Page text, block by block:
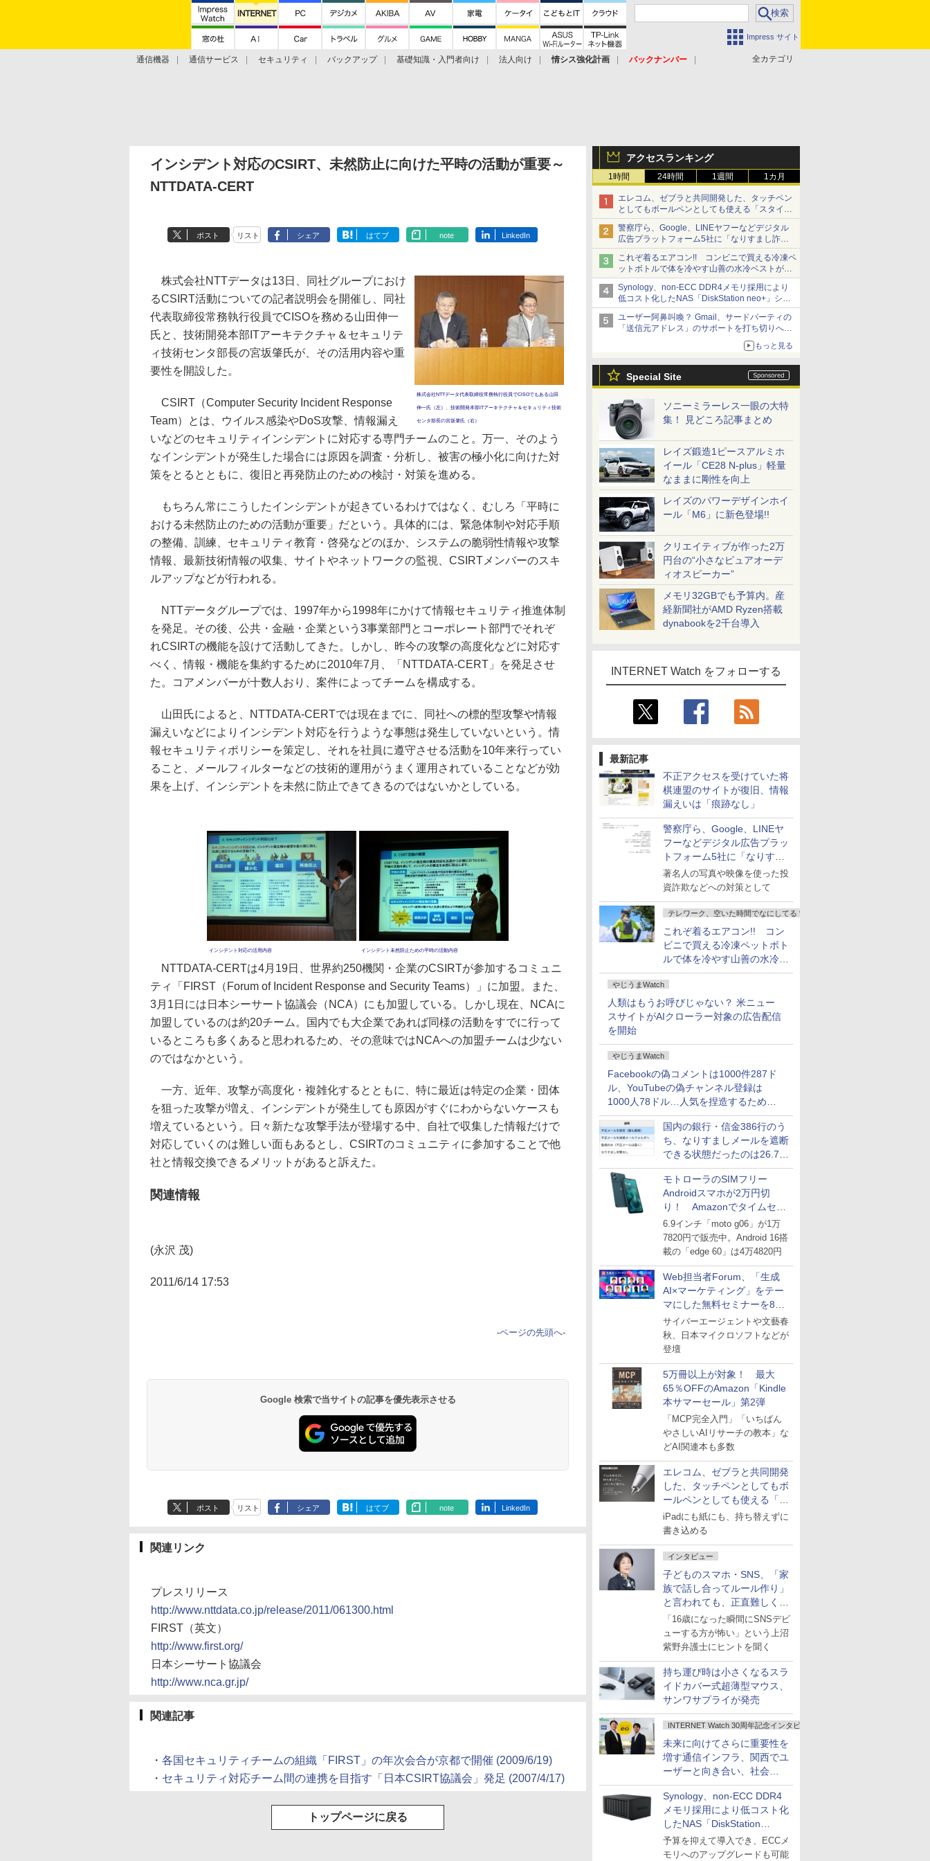
Impress サイト
全カテゴリ
通信機器 通信サービス セキュリティ バックアップ 基礎知識・入門者向け 法人向け 情シス強化計画
バックナンバー
アクセスランキング
1時間 24時間 1週間 1カ月
エレコム、ゼブラと共同開発した、タッチペン
としてもボールペンとしても使える「スタイラ
スツーウェイ」発売 iPadにも紙にも、持ち替
えずに書き込める
警察庁ら、Google、LINEヤフーなどデジタル
広告プラットフォーム5社に「なりすまし詐欺
広告」対策強化を要請 著名人の写真や映像を
使った投資詐欺などへの対策として
これぞ着るエアコン!! コンビニで買える冷凍ペ
ットボトルで体を冷やす山善の水冷ベストがロ
ードバイクにちょうどいい【ぼっち・ざ・ろー
ど！その14】【空いた時間でなにしてる？】
Synology、non-ECC DDR4メモリ採用により
低コスト化したNAS「DiskStation neo+」シリ
ーズ 予算を抑えて導入でき、ECCメモリへの
アップグレードも可能
ユーザー阿鼻叫喚？ Gmail、サードパーティの
「送信元アドレス」のサポートを打ち切りへ
もっと見る
Special Site
ソニーミラーレス一眼の大特
集！ 見どころ記事まとめ
レイズ鍛造1ピースアルミホ
イール「CE28 N-plus」軽量
なままに剛性を向上
レイズのパワーデザインホイ
ール「M6」に新色登場!!
クリエイティブが作った2万
円台の“小さなピュアオーデ
ィオスピーカー”
メモリ32GBでも予算内。産
経新聞社がAMD Ryzen搭載
dynabookを2千台導入
INTERNET Watch をフォローする
最新記事
不正アクセスを受けていた将
棋連盟のサイトが復旧、情報
漏えいは「痕跡なし」
警察庁ら、Google、LINEヤ
フーなどデジタル広告プラッ
トフォーム5社に「なりすま
し詐欺広告」対策強化を要請
著名人の写真や映像を使った投
資詐欺などへの対策として
テレワーク、空いた時間でなにしてる？
これぞ着るエアコン!! コン
ビニで買える冷凍ペットボト
ルで体を冷やす山善の水冷ベ
ストがロードバイクにちょう
どいい【ぼっち・ざ・ろー
ど！その14】
やじうまWatch
人類はもうお呼びじゃない？ 米ニュー
スサイトがAIクローラー対象の広告配信
を開始
やじうまWatch
Facebookの偽コメントは1000件287ド
ル、YouTubeの偽チャンネル登録は
1000人78ドル…人気を捏造するための
価格リストが公開中
国内の銀行・信金386行のう
ち、なりすましメールを遮断
できる状態だったのは26.7％
にとどまる～GMOブランド
セキュリティ調査
モトローラのSIMフリー
Androidスマホが2万円切
り！ Amazonでタイムセー
ル
6.9インチ「moto g06」が1万
7820円で販売中。Android 16搭
載の「edge 60」は4万4820円
Web担当者Forum、「生成
AI×マーケティング」をテー
マにした無料セミナーを8月
27日にオンライン開催
サイバーエージェントや文藝春
秋、日本マイクロソフトなどが
登壇
5万冊以上が対象！ 最大
65％OFFのAmazon「Kindle
本サマーセール」第2弾
「MCP完全入門」「いちばん
やさしいAIリサーチの教本」な
どAI関連本も多数
エレコム、ゼブラと共同開発
した、タッチペンとしてもボ
ールペンとしても使える「ス
タイラスツーウェイ」発売
iPadにも紙にも、持ち替えずに
書き込める
インタビュー
子どものスマホ・SNS、「家
族で話し合ってルール作り」
と言われても、正直難しくな
いですか？
「16歳になった瞬間にSNSデビ
ューする方が怖い」という上沼
紫野弁護士にヒントを聞く
持ち運び時は小さくなるスラ
イドカバー式超薄型マウス、
サンワサプライが発売
INTERNET Watch 30周年記念インタビュー
未来に向けてさらに重要性を
増す通信インフラ、関西でユ
ーザーと向き合い、社会
の“あたらしい”を起動し続け
る～オプテージ
Synology、non-ECC DDR4
メモリ採用により低コスト化
したNAS「DiskStation
neo+」シリーズ
予算を抑えて導入でき、ECCメ
モリへのアップグレードも可能
インシデント対応のCSIRT、未然防止に向けた平時の活動が重要～
NTTDATA-CERT
ポスト リスト シェア はてブ note LinkedIn
株式会社NTTデータ代表取締役常務執行役員でCISOでもある山田
伸一氏（左）、技術開発本部ITアーキテクチャ＆セキュリティ技術
センタ部長の宮坂肇氏（右）
株式会社NTTデータは13日、同社グループにおけ
るCSIRT活動についての記者説明会を開催し、同社
代表取締役常務執行役員でCISOを務める山田伸一
氏と、技術開発本部ITアーキテクチャ＆セキュリテ
ィ技術センタ部長の宮坂肇氏が、その活用内容や重
要性を開設した。
CSIRT（Computer Security Incident Response
Team）とは、ウイルス感染やDoS攻撃、情報漏え
いなどのセキュリティインシデントに対応する専門チームのこと。万一、そのよう
なインシデントが発生した場合には原因を調査・分析し、被害の極小化に向けた対
策をとるとともに、復旧と再発防止のための検討・対策を進める。
もちろん常にこうしたインシデントが起きているわけではなく、むしろ「平時に
おける未然防止のための活動が重要」だという。具体的には、緊急体制や対応手順
の整備、訓練、セキュリティ教育・啓発などのほか、システムの脆弱性情報や攻撃
情報、最新技術情報の収集、サイトやネットワークの監視、CSIRTメンバーのスキ
ルアップなどが行われる。
NTTデータグループでは、1997年から1998年にかけて情報セキュリティ推進体制
を発足。その後、公共・金融・企業という3事業部門とコーポレート部門でそれぞ
れCSIRTの機能を設けて活動してきた。しかし、昨今の攻撃の高度化などに対応す
べく、情報・機能を集約するために2010年7月、「NTTDATA-CERT」を発足させ
た。コアメンバーが十数人おり、案件によってチームを構成する。
山田氏によると、NTTDATA-CERTでは現在までに、同社への標的型攻撃や情報
漏えいなどによりインシデント対応を行うような事態は発生していないという。情
報セキュリティポリシーを策定し、それを社員に遵守させる活動を10年来行ってい
ること、メールフィルターなどの技術的運用がうまく運用されていることなどが効
果を上げ、インシデントを未然に防止できてきるのではないかとしている。
インシデント対応の活用内容 インシデント未然防止ための平時の活動内容
NTTDATA-CERTは4月19日、世界約250機関・企業のCSIRTが参加するコミュニ
ティ「FIRST（Forum of Incident Response and Security Teams）」に加盟。また、
3月1日には日本シーサート協議会（NCA）にも加盟している。しかし現在、NCAに
加盟しているのは約20チーム。国内でも大企業であれば同様の活動をすでに行って
いるところも多くあると思われるため、その意味ではNCAへの加盟チームは少ない
のではなかという。
一方、近年、攻撃が高度化・複雑化するとともに、特に最近は特定の企業・団体
を狙った攻撃が増え、インシデントが発生しても原因がすぐにわからないケースも
増えているという。日々新たな攻撃手法が登場する中、自社で収集した情報だけで
対応していくのは難しい面もあるとし、CSIRTのコミュニティに参加することで他
社と情報交換できるメリットがあると訴えた。
関連情報
(永沢 茂)
2011/6/14 17:53
-ページの先頭へ-
Google 検索で当サイトの記事を優先表示させる
ポスト リスト シェア はてブ note LinkedIn
関連リンク
プレスリリース
http://www.nttdata.co.jp/release/2011/061300.html
FIRST（英文）
http://www.first.org/
日本シーサート協議会
http://www.nca.gr.jp/
関連記事
・ 各国セキュリティチームの組織「FIRST」の年次会合が京都で開催 (2009/6/19)
・ セキュリティ対応チーム間の連携を目指す「日本CSIRT協議会」発足 (2007/4/17)
トップページに戻る